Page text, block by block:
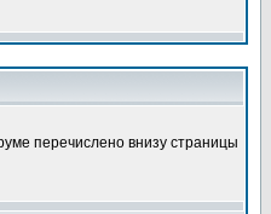
перечислено внизу страницы